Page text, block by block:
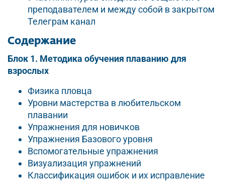
преподавателем и между собой в закрытом
Телеграм канал
Содержание
Блок 1. Методика обучения плаванию для
взрослых
Физика пловца
Уровни мастерства в любительском
плавании
Упражнения для новичков
Упражнения Базового уровня
Вспомогательные упражнения
Визуализация упражнений
Классификация ошибок и их исправление